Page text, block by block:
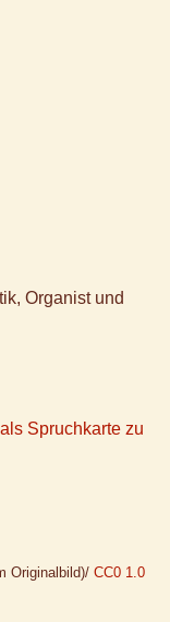
Organist und
Spruchkarte zu
Originalbild)/ CC0 1.0